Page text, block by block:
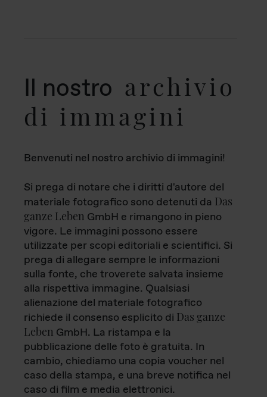
Il nostro archivio
di immagini
Benvenuti nel nostro archivio di immagini!
Si prega di notare che i diritti d'autore del
materiale fotografico sono detenuti da Das
ganze Leben GmbH e rimangono in pieno
vigore. Le immagini possono essere
utilizzate per scopi editoriali e scientifici. Si
prega di allegare sempre le informazioni
sulla fonte, che troverete salvata insieme
alla rispettiva immagine. Qualsiasi
alienazione del materiale fotografico
richiede il consenso esplicito di Das ganze
Leben GmbH. La ristampa e la
pubblicazione delle foto è gratuita. In
cambio, chiediamo una copia voucher nel
caso della stampa, e una breve notifica nel
caso di film e media elettronici.